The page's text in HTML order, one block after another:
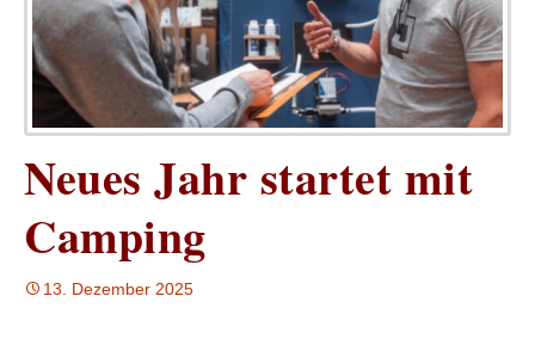
Neues Jahr startet mit
Camping
13. Dezember 2025